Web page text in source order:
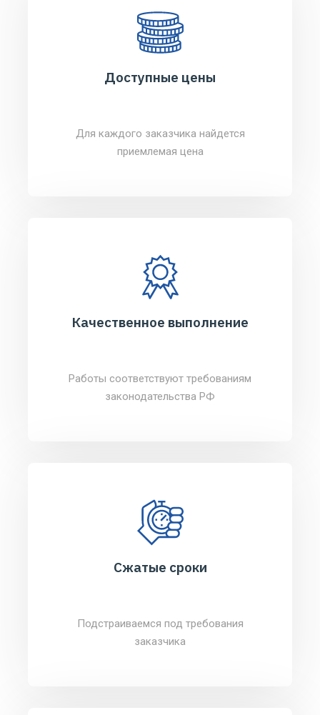
Доступные цены
Для каждого заказчика найдется
приемлемая цена
Качественное выполнение
Работы соответствуют требованиям
законодательства РФ
Сжатые сроки
Подстраиваемся под требования
заказчика